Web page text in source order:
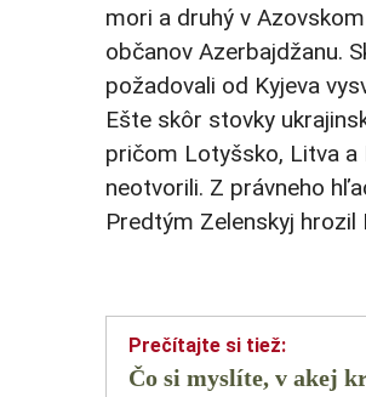
mori a druhý v
občanov Azerbajdžanu.
požadovali od Kyjeva
Ešte skôr stovky
pričom Lotyšsko, Litva a
neotvorili. Z právneho
Predtým Zelenskyj
Čo si myslíte, v akej